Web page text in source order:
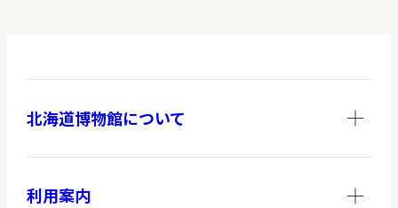
北海道博物館について
利用案内